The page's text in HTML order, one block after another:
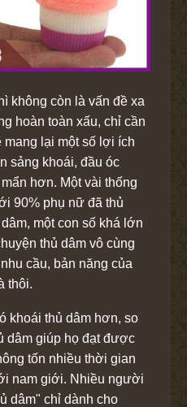
không còn là vấn đề xa
hoàn toàn xấu, chỉ cần
mang lại một số lợi ích
sảng khoái, đầu óc
hơn. Một vài thống
90% phụ nữ đã thủ
một con số khá lớn
thủ dâm vô cùng
cầu, bản năng của
thôi.
khoái thủ dâm hơn, so
dâm giúp họ đạt được
tốn nhiều thời gian
nam giới. Nhiều người
dâm" chỉ dành cho